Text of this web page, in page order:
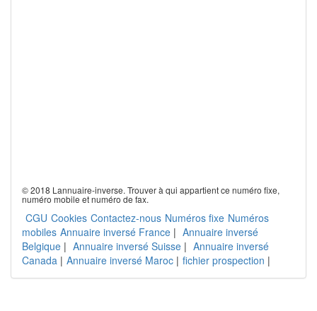
© 2018 Lannuaire-inverse. Trouver à qui appartient ce numéro fixe,
numéro mobile et numéro de fax.
CGU Cookies Contactez-nous Numéros fixe Numéros
mobiles Annuaire inversé France | Annuaire inversé
Belgique | Annuaire inversé Suisse | Annuaire inversé
Canada | Annuaire inversé Maroc | fichier prospection |